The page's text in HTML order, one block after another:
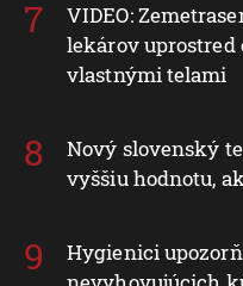
VIDEO:
lekárov uprostred
vlastnými telami
Nový slovenský
vyššiu hodnotu,
Hygienici